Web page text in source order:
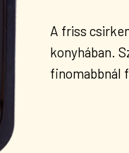
A friss
konyhában.
finomabbnál